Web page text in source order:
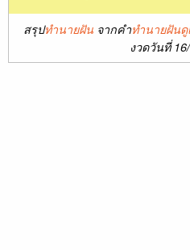
สรุปทำนายฝัน จากคำทำนายฝัน
งวดวันที่